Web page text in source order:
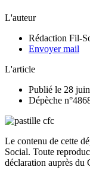
L'auteur
Rédaction Fil-
Envoyer mail
L'article
Publié le 28
Dépèche
Le contenu de cette
Social. Toute
déclaration auprès du